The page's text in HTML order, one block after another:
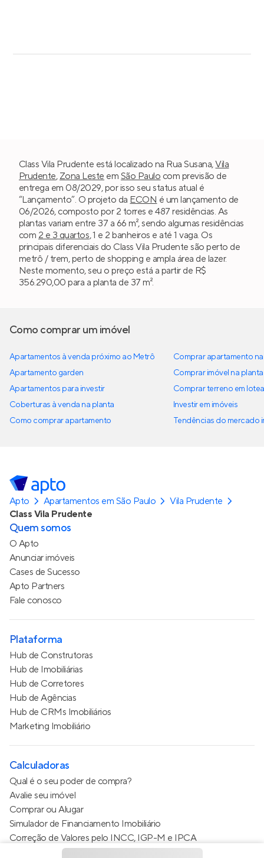
Class Vila Prudente está localizado na Rua Susana,Vila
Prudente, Zona Leste em São Paulo com previsão de
entrega em 08/2029, por isso seu status atual é
“Lançamento”. O projeto da ECON é um lançamento de
06/2026, composto por 2 torres e 487 residências. As
plantas variam entre 37 a 66 m², sendo algumas residências
com 2 e 3 quartos, 1 e 2 banheiros e até 1 vaga. Os
principais diferenciais do Class Vila Prudente são perto de
metrô / trem, perto de shopping e ampla área de lazer.
Neste momento, seu o preço está a partir de R$
356.290,00 para a planta de 37 m².
Como comprar um imóvel
Apartamentos à venda próximo ao Metrô
Apartamento garden
Apartamentos para investir
Coberturas à venda na planta
Como comprar apartamento
Comprar apartamento
Comprar imóvel na planta
Comprar terreno em
Investir em imóveis
Tendências do mercado
Apto Apartamentos em São Paulo
Vila Prudente
Class Vila Prudente
Quem somos
O Apto
Anunciar imóveis
Cases de Sucesso
Apto Partners
Fale conosco
Plataforma
Hub de Construtoras
Hub de Imobiliárias
Hub de Corretores
Hub de Agências
Hub de CRMs Imobiliários
Marketing Imobiliário
Calculadoras
Qual é o seu poder de compra?
Avalie seu imóvel
Comprar ou Alugar
Simulador de Financiamento Imobiliário
Correção de Valores pelo INCC, IGP-M e IPCA
Estimativa de valor do condomínio